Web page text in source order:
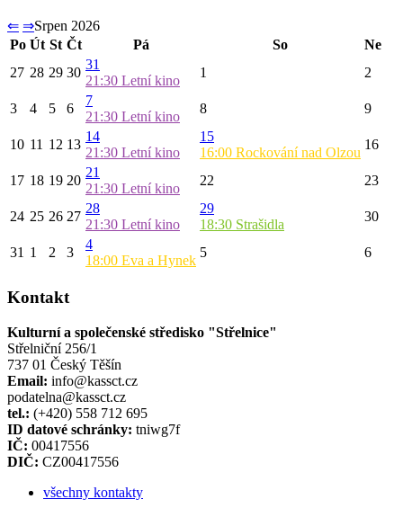
⇐ ⇒Srpen 2026
Po Út St Čt Pá So
Ne
27 28 29 30
31
21:30 Letní kino
1 2
3 4 5 6
7
21:30 Letní kino
8 9
10 11 12 13
14
21:30 Letní kino
15
16:00 Rockování nad Olzou
16
17 18 19 20
21
21:30 Letní kino
22 23
24 25 26 27
28
21:30 Letní kino
29
18:30 Strašidla
30
31 1 2 3
4
18:00 Eva a Hynek
5 6
Kontakt
Kulturní a společenské středisko "Střelnice"
Střelniční 256/1
737 01 Český Těšín
Email: info@kassct.cz
podatelna@kassct.cz
tel.: (+420) 558 712 695
ID datové schránky: tniwg7f
IČ: 00417556
DIČ: CZ00417556
všechny kontakty